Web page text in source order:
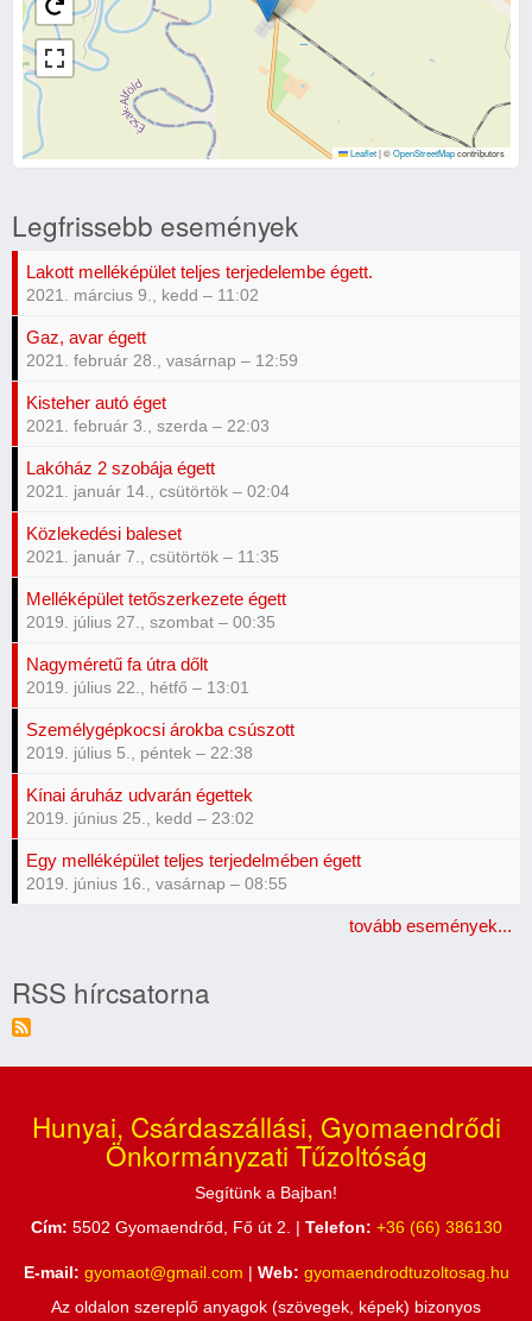
Leaflet |©OpenStreetMapcontributors
Legfrissebb események
Lakott melléképület teljes terjedelembe égett.
2021. március 9., kedd – 11:02
Gaz, avar égett
2021. február 28., vasárnap – 12:59
Kisteher autó éget
2021. február 3., szerda – 22:03
Lakóház 2 szobája égett
2021. január 14., csütörtök – 02:04
Közlekedési baleset
2021. január 7., csütörtök – 11:35
Melléképület tetőszerkezete égett
2019. július 27., szombat – 00:35
Nagyméretű fa útra dőlt
2019. július 22., hétfő – 13:01
Személygépkocsi árokba csúszott
2019. július 5., péntek – 22:38
Kínai áruház udvarán égettek
2019. június 25., kedd – 23:02
Egy melléképület teljes terjedelmében égett
2019. június 16., vasárnap – 08:55
tovább események...
RSS hírcsatorna
Hunyai, Csárdaszállási, Gyomaendrődi
Önkormányzati Tűzoltóság
Segítünk a Bajban!
Cím: 5502 Gyomaendrőd, Fő út 2. | Telefon: +36 (66) 386130
E-mail: gyomaot@gmail.com Web: gyomaendrodtuzoltosag.hu
Az oldalon szereplő anyagok (szövegek, képek) bizonyos